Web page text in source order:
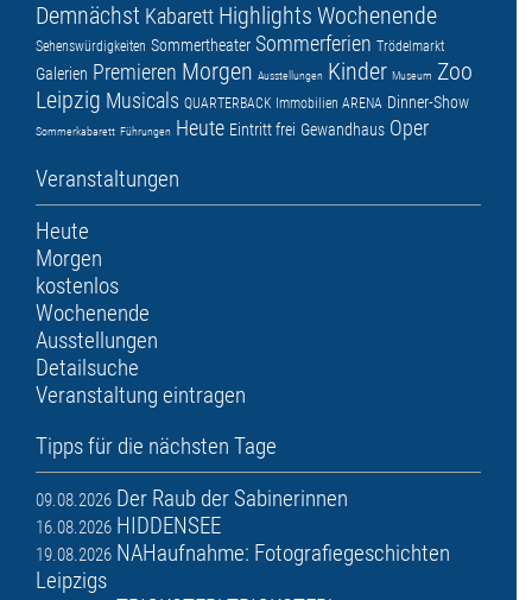
Demnächst Kabarett Highlights Wochenende
Sehenswürdigkeiten Sommertheater Sommerferien Trödelmarkt
Galerien Premieren Morgen Ausstellungen Kinder Museum Zoo
Leipzig Musicals QUARTERBACK Immobilien ARENA Dinner-Show
Sommerkabarett Führungen Heute Eintritt frei Gewandhaus Oper
Veranstaltungen
Heute
Morgen
kostenlos
Wochenende
Ausstellungen
Detailsuche
Veranstaltung eintragen
Tipps für die nächsten Tage
09.08.2026 Der Raub der Sabinerinnen
16.08.2026 HIDDENSEE
19.08.2026 NAHaufnahme: Fotografiegeschichten
Leipzigs